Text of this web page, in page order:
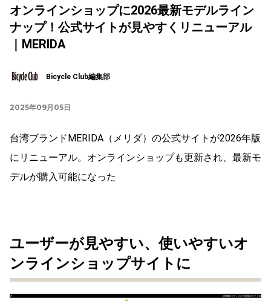
オンラインショップに2026最新モデルライン
ナップ！公式サイトが見やすくリニューアル
｜MERIDA
Bicycle Club編集部
2025年09月05日
台湾ブランドMERIDA（メリダ）の公式サイトが2026年版
にリニューアル。オンラインショップも更新され、最新モ
デルが購入可能になった
ユーザーが見やすい、使いやすいオ
ンラインショップサイトに